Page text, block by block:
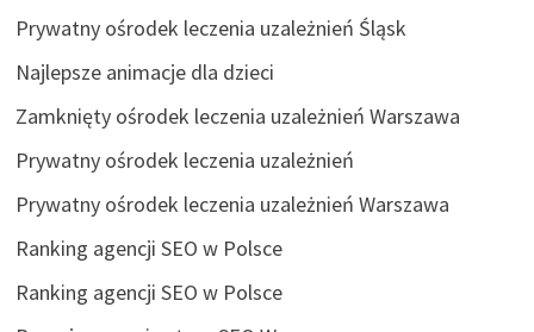
Prywatny ośrodek leczenia uzależnień Śląsk
Najlepsze animacje dla dzieci
Zamknięty ośrodek leczenia uzależnień Warszawa
Prywatny ośrodek leczenia uzależnień
Prywatny ośrodek leczenia uzależnień Warszawa
Ranking agencji SEO w Polsce
Ranking agencji SEO w Polsce